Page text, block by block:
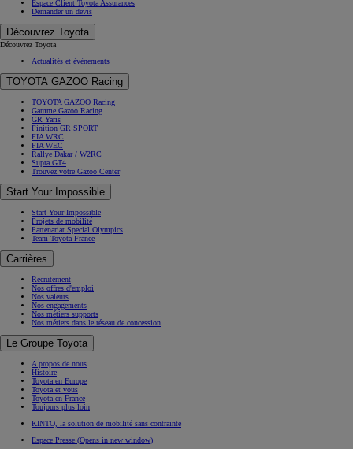
Espace Client Toyota Assurances
Demander un devis
Découvrez Toyota
Découvrez Toyota
Actualités et évènements
TOYOTA GAZOO Racing
TOYOTA GAZOO Racing
Gamme Gazoo Racing
GR Yaris
Finition GR SPORT
FIA WRC
FIA WEC
Rallye Dakar / W2RC
Supra GT4
Trouvez votre Gazoo Center
Start Your Impossible
Start Your Impossible
Projets de mobilité
Partenariat Special Olympics
Team Toyota France
Carrières
Recrutement
Nos offres d'emploi
Nos valeurs
Nos engagements
Nos métiers supports
Nos métiers dans le réseau de concession
Le Groupe Toyota
A propos de nous
Histoire
Toyota en Europe
Toyota et vous
Toyota en France
Toujours plus loin
KINTO, la solution de mobilité sans contrainte
Espace Presse (Opens in new window)